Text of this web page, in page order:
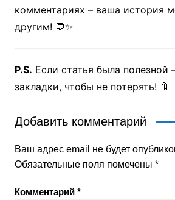
комментариях – ваша история
другим! 💬✨
P.S. Если статья была полезной
закладки, чтобы не потерять! 🔖
Добавить комментарий
Ваш адрес email не будет
Обязательные поля помечены *
Комментарий *